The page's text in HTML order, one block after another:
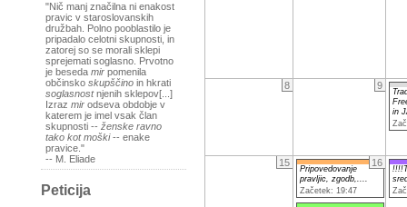
"Nič manj značilna ni enakost
pravic v staroslovanskih
družbah. Polno pooblastilo je
pripadalo celotni skupnosti, in
zatorej so se morali sklepi
sprejemati soglasno. Prvotno
je beseda mir pomenila
občinsko skupščino in hkrati
soglasnostnjenih sklepov[...]
Izraz mir odseva obdobje v
katerem je imel vsak član
skupnosti -- ženske ravno
tako kot moški-- enake
pravice."
-- M. Eliade
Peticija
8 9
in
15 16
Pripovedovanje
pravljic, zgodb,....
Začetek: 19:47